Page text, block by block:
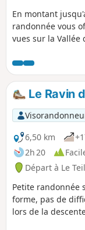
En montant
randonnée vous
vues sur la Vallée
sur un chemin
Le Ravin
6,50 km
2h 20
Départ à Le
Petite randonnée
forme, pas de
lors de la